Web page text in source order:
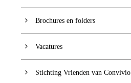
Brochures en folders
Vacatures
Stichting Vrienden van Convivio